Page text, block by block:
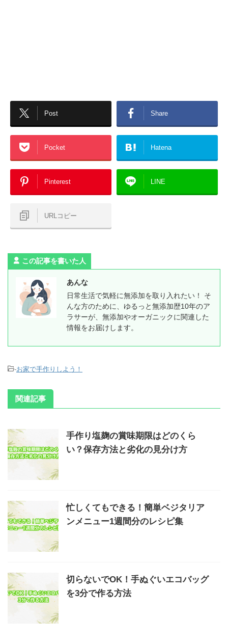
Post Share
Pocket Hatena
Pinterest LINE
URLコピー
この記事を書いた人
あんな
日常生活で気軽に無添加を取り入れたい！ そ
んな方のために、ゆるっと無添加歴10年のア
ラサーが、無添加やオーガニックに関連した
情報をお届けします。
-お家で手作りしよう！
関連記事
手作り塩麹の賞味期限はどのくら
い？保存方法と劣化の見分け方
忙しくてもできる！簡単ベジタリア
ンメニュー1週間分のレシピ集
切らないでOK！手ぬぐいエコバッグ
を3分で作る方法